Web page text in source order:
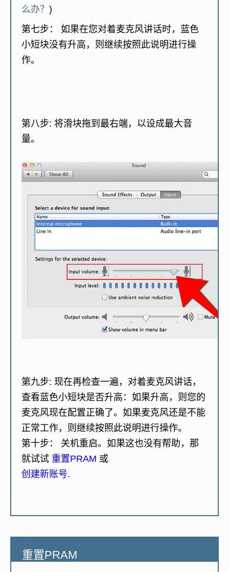
么办？ )
第七步： 如果在您对着麦克风讲话时，蓝色
小短块没有升高，则继续按照此说明进行操
作。
第八步: 将滑块拖到最右端，以设成最大音
量。
第九步: 现在再检查一遍，对着麦克风讲话，
查看蓝色小短块是否升高：如果升高，则您的
麦克风现在配置正确了。如果麦克风还是不能
正常工作，则继续按照此说明进行操作。
第十步： 关机重启。如果这也没有帮助，那
就试试 重置PRAM 或
创建新账号.
重置PRAM